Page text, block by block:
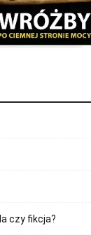
czy fikcja?